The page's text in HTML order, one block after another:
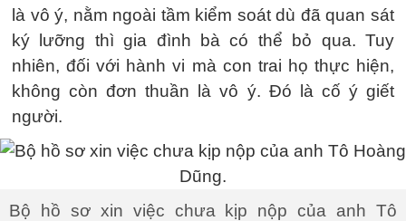
là vô ý, nằm ngoài tầm kiểm soát dù đã quan sát
ký lưỡng thì gia đình bà có thể bỏ qua. Tuy
nhiên, đối với hành vi mà con trai họ thực hiện,
không còn đơn thuần là vô ý. Đó là cố ý giết
người.
Bộ hồ sơ xin việc chưa kịp nộp của anh Tô